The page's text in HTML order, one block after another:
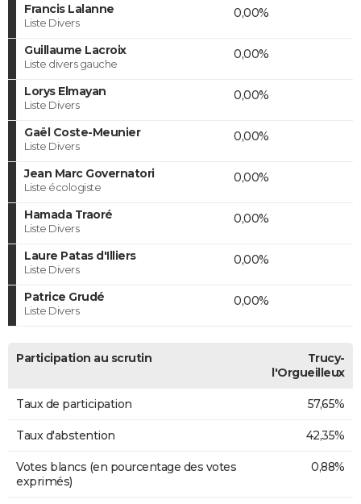
Francis Lalanne
Liste Divers
0,00%
Guillaume Lacroix
Liste divers gauche
0,00%
Lorys Elmayan
Liste Divers
0,00%
Gaël Coste-Meunier
Liste Divers
0,00%
Jean Marc Governatori
Liste écologiste
0,00%
Hamada Traoré
Liste Divers
0,00%
Laure Patas d'Illiers
Liste Divers
0,00%
Patrice Grudé
Liste Divers
0,00%
Participation au scrutin
Trucy-
l'Orgueilleux
Taux de participation 57,65%
Taux d'abstention 42,35%
Votes blancs (en pourcentage des votes
exprimés)
0,88%